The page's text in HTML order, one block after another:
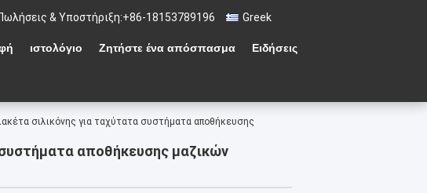
Greek
& Υποστήριξη:+86-18153789196
ιστολόγιο Ζητήστε ένα απόσπασμα Ειδήσεις
σιλικόνης για ταχύτατα συστήματα αποθήκευσης
αποθήκευσης μαζικών